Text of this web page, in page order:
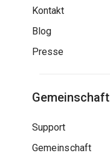
Kontakt
Blog
Presse
Gemeinschaft
Support
Gemeinschaft